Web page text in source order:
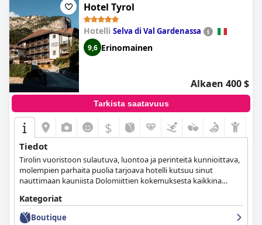
Hotel Tyrol
Hotelli Selva di Val Gardenassa
9,6 Erinomainen
Alkaen 400 $
Tarkista saatavuus
$
Tiedot
Tirolin vuoristoon sulautuva, luontoa ja perinteitä kunnioittava,
molempien parhaita puolia tarjoava hotelli kutsuu sinut
nauttimaan kauniista Dolomiittien kokemuksesta kaikkina
Kategoriat
Boutique